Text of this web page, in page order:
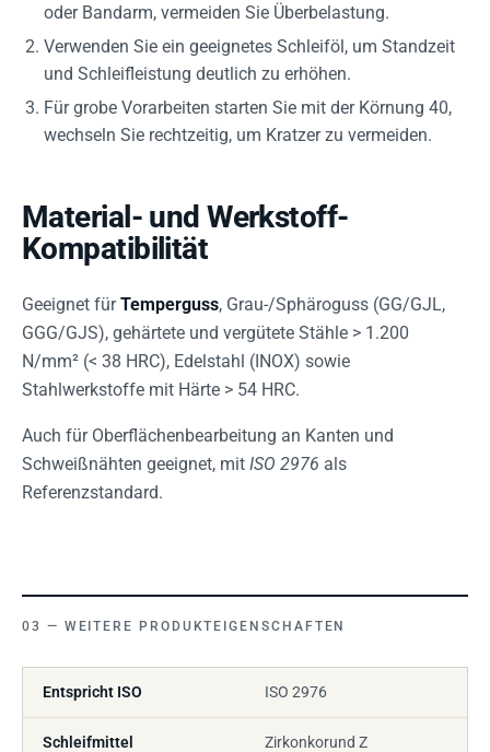
oder Bandarm, vermeiden Sie Überbelastung.
Verwenden Sie ein geeignetes Schleiföl, um Standzeit
und Schleifleistung deutlich zu erhöhen.
Für grobe Vorarbeiten starten Sie mit der Körnung 40,
wechseln Sie rechtzeitig, um Kratzer zu vermeiden.
Material- und Werkstoff-
Kompatibilität
Geeignet fürTemperguss, Grau-/Sphäroguss (GG/GJL,
GGG/GJS), gehärtete und vergütete Stähle > 1.200
N/mm² (< 38 HRC), Edelstahl (INOX) sowie
Stahlwerkstoffe mit Härte > 54 HRC.
Auch für Oberflächenbearbeitung an Kanten und
Schweißnähten geeignet, mit ISO 2976 als
Referenzstandard.
WEITERE PRODUKTEIGENSCHAFTEN
Entspricht ISO ISO 2976
Schleifmittel Zirkonkorund Z